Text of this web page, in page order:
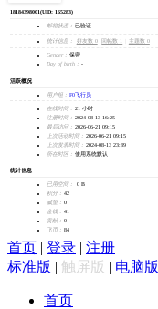
18184398001(UID: 165283)
邮箱状态： 已验证
统计信息： 好友数 0 回帖数 1 主题数 0
Gender： 保密
Day of birth： -
活跃概况
用户组： F0飞行员
在线时间： 21 小时
注册时间： 2024-08-13 16:25
最后访问： 2026-06-21 09:15
上次活动时间： 2026-06-21 09:15
上次发表时间： 2024-08-13 23:39
所在时区： 使用系统默认
统计信息
已用空间：
0 B
积分： 42
威望： 0
金钱： 41
贡献： 0
飞币： 84
首页 | 登录 | 注册
标准版 | 触屏版 | 电脑版
首页